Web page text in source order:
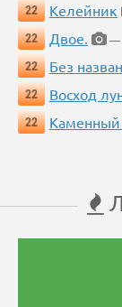
22
Келейник
22
Двое.
—
22
Без
22
Восход
22
Каменный